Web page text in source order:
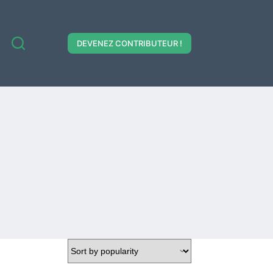
DEVENEZ CONTRIBUTEUR !